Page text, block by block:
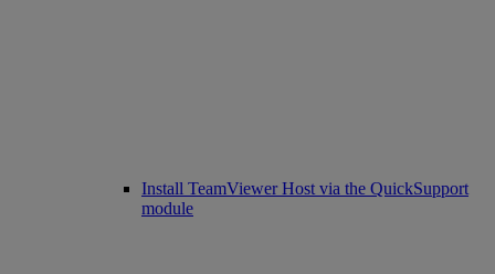
Install TeamViewer Host via the QuickSupport
module